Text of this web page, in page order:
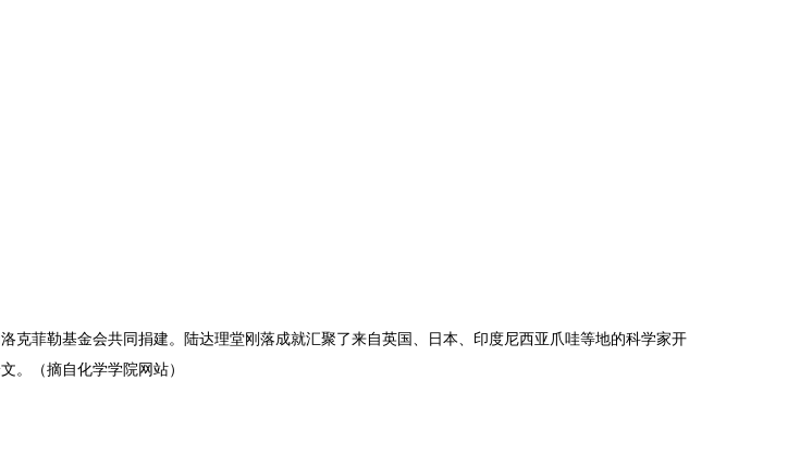
克菲勒基金会共同捐建。陆达理堂刚落成就汇聚了来自英国、日本、印度尼西亚爪哇等地的科学家开
。
（摘自化学学院网站）